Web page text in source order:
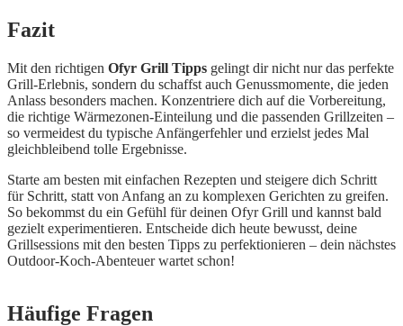
Fazit
Mit den richtigen Ofyr Grill Tipps gelingt dir nicht nur das perfekte
Grill-Erlebnis, sondern du schaffst auch Genussmomente, die jeden
Anlass besonders machen. Konzentriere dich auf die Vorbereitung,
die richtige Wärmezonen-Einteilung und die passenden Grillzeiten –
so vermeidest du typische Anfängerfehler und erzielst jedes Mal
gleichbleibend tolle Ergebnisse.
Starte am besten mit einfachen Rezepten und steigere dich Schritt
für Schritt, statt von Anfang an zu komplexen Gerichten zu greifen.
So bekommst du ein Gefühl für deinen Ofyr Grill und kannst bald
gezielt experimentieren. Entscheide dich heute bewusst, deine
Grillsessions mit den besten Tipps zu perfektionieren – dein nächstes
Outdoor-Koch-Abenteuer wartet schon!
Häufige Fragen